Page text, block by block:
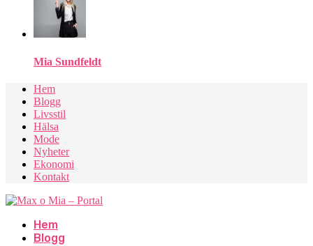
Mia Sundfeldt
Hem
Blogg
Livsstil
Hälsa
Mode
Nyheter
Ekonomi
Kontakt
Hem
Blogg